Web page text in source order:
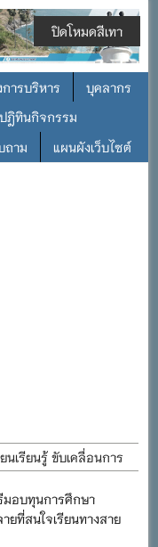
การบริหาร
บุคลากร
ปฎิทินกิจกรรม
ถาม แผนผังเว็บไซต์
นเรียนรู้ ขับเคลื่อนการ
อันเนื่องมาจากพระ
าชสุดาฯ สยามบรม
มอบทุนการศึกษา
ที่สนใจเรียนทางสาย
ปิดโหมดสีเทา